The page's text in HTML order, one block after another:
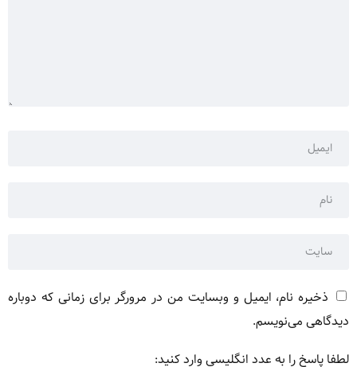
ذخیره نام، ایمیل و وبسایت من در مرورگر برای زمانی که دوباره
دیدگاهی می‌نویسم.
لطفا پاسخ را به عدد انگلیسی وارد کنید: